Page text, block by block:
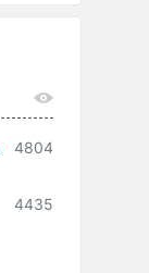
4804
4435